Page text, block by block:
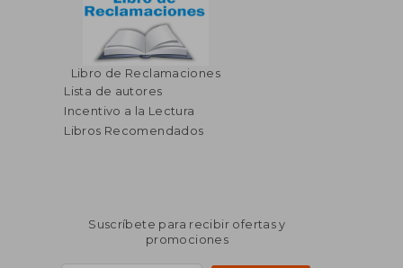
45%
dcto.
$ 45.18
$ 24.85
Libro de Reclamaciones
Lista de autores
Incentivo a la Lectura
Libros Recomendados
Suscríbete para recibir ofertas y
promociones